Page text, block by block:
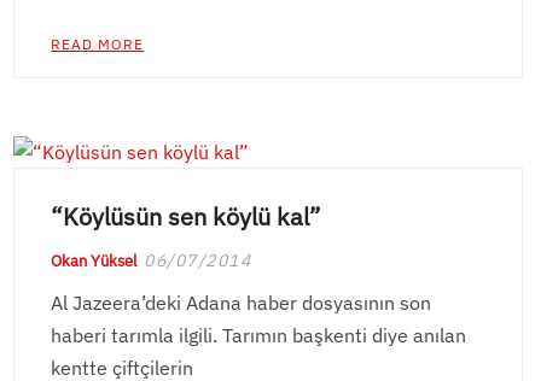
READ MORE
“Köylüsün sen köylü kal”
Okan Yüksel 06/07/2014
Al Jazeera’deki Adana haber dosyasının son
haberi tarımla ilgili. Tarımın başkenti diye anılan
kentte çiftçilerin